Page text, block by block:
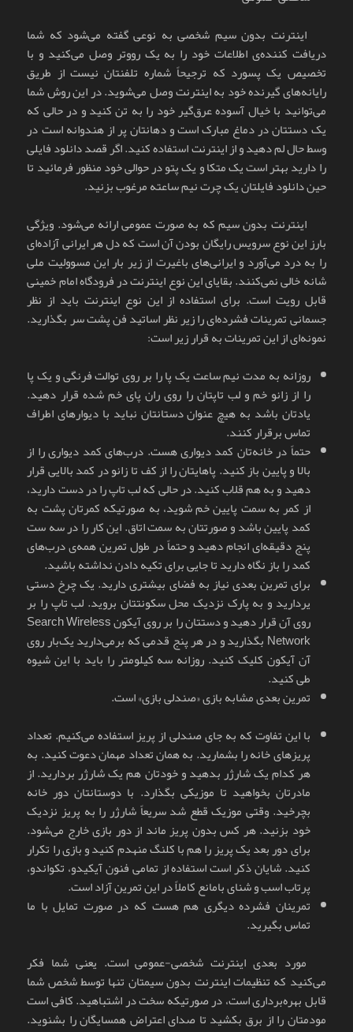
اینترنت بدون سیم شخصی به نوعی گفته می‌شود که شما
دریافت کننده‌ی اطلاعات خود را به یک رووتر وصل می‌کنید و با
تخصیص یک پسورد که ترجیحاً شماره تلفنتان نیست از طریق
رایانه‌های گیرنده خود به اینترنت وصل می‌شوید. در این روش شما
می‌توانید با خیال آسوده عرق‌گیر خود را به تن کنید و در حالی که
یک دستتان در دماغ مبارک است و دهانتان پر از هندوانه است در
وسط حال لم دهید و از اینترنت استفاده کنید. اگر قصد دانلود فایلی
را دارید بهتر است یک متکا و یک پتو در حوالی خود منظور فرمائید تا
حین دانلود فایلتان یک چرت نیم ساعته مرغوب بزنید.
اینترنت بدون سیم که به صورت عمومی ارائه می‌شود. ویژگی
بارز این نوع سرویس رایگان بودن آن است که دل هر ایرانی آزاده‌ای
را به درد می‌آورد و ایرانی‌های باغیرت از زیر بار این مسوولیت ملی
شانه خالی نمی‌کنند. بقایای این نوع اینترنت در فرودگاه امام خمینی
قابل رویت است. برای استفاده از این نوع اینترنت باید از نظر
جسمانی تمرینات فشرده‌ای را زیر نظر اساتید فن پشت سر بگذارید.
نمونه‌ای از این تمرینات به قرار زیر است:
روزانه به مدت نیم ساعت یک پا را بر روی توالت فرنگی و یک پا
را از زانو خم و لب تاپتان را روی ران پای خم شده قرار دهید.
یادتان باشد به هیچ عنوان دستانتان نباید با دیوارهای اطراف
تماس برقرار کنند.
حتماً در خانه‌تان کمد دیواری هست. درب‌های کمد دیواری را از
بالا و پایین باز کنید. پاهایتان را از کف تا زانو در کمد بالایی قرار
دهید و به هم قلاب کنید. در حالی که لب تاپ را در دست دارید،
از کمر به سمت پایین خم شوید، به صورتیکه کمرتان پشت به
کمد پایین باشد و صورتتان به سمت اتاق. این کار را در سه ست
پنج دقیقه‌ای انجام دهید و حتماً در طول تمرین همه‌ی درب‌های
کمد را باز نگاه دارید تا جایی برای تکیه دادن نداشته باشید.
برای تمرین بعدی نیاز به فضای بیشتری دارید. یک چرخ دستی
یردارید و به پارک نزدیک محل سکونتتان بروید. لب تاپ را بر
روی آن قرار دهید و دستتان را بر روی آیکون Search Wireless
Network بگذارید و در هر پنج قدمی که برمی‌دارید یک‌بار روی
آن آیکون کلیک کنید. روزانه سه کیلومتر را باید با این شیوه
طی کنید.
تمرین بعدی مشابه بازی «صندلی بازی» است.
با این تفاوت که به جای صندلی از پریز استفاده می‌کنیم. تعداد
پریزهای خانه را بشمارید. به همان تعداد مهمان دعوت کنید. به
هر کدام یک شارژر بدهید و خودتان هم یک شارژر بردارید. از
مادرتان بخواهید تا موزیکی بگذارد. با دوستانتان دور خانه
بچرخید. وقتی موزیک قطع شد سریعاً شارژر را به پریز نزدیک
خود بزنید. هر کس بدون پریز ماند از دور بازی خارج می‌شود.
برای دور بعد یک پریز را هم با کلنگ منهدم کنید و بازی را تکرار
کنید. شایان ذکر است استفاده از تمامی فنون آیکیدو، تکواندو،
پرتاب اسب و شنای بامانع کاملاً در این تمرین آزاد است.
تمرینان فشرده دیگری هم هست که در صورت تمایل با ما
تماس بگیرید.
مورد بعدی اینترنت شخصی-عمومی است. یعنی شما فکر
می‌کنید که تنظیمات اینترنت بدون سیمتان تنها توسط شخص شما
قابل بهره‌برداری است، در صورتیکه سخت در اشتباهید. کافی است
مودمتان را از برق بکشید تا صدای اعتراض همسایگان را بشنوید.